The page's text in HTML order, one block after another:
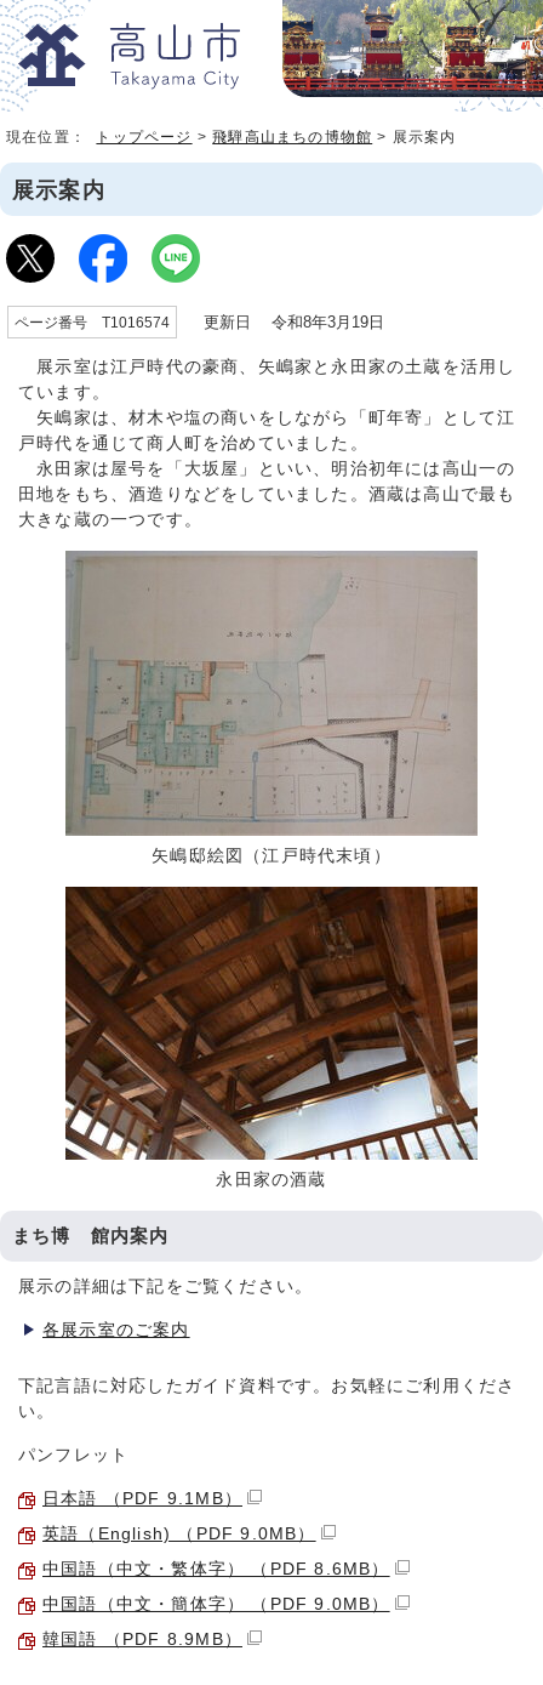
現在位置： トップページ >飛騨高山まちの博物館 > 展示案内
展示案内
ページ番号 T1016574 更新日 令和8年3月19日
展示室は江戸時代の豪商、矢嶋家と永田家の土蔵を活用し
ています。
矢嶋家は、材木や塩の商いをしながら「町年寄」として江
戸時代を通じて商人町を治めていました。
永田家は屋号を「大坂屋」といい、明治初年には高山一の
田地をもち、酒造りなどをしていました。酒蔵は高山で最も
大きな蔵の一つです。
矢嶋邸絵図（江戸時代末頃）
永田家の酒蔵
まち博 館内案内
展示の詳細は下記をご覧ください。
各展示室のご案内
下記言語に対応したガイド資料です。お気軽にご利用くださ
い。
パンフレット
日本語 （PDF 9.1MB）
英語（English) （PDF 9.0MB）
中国語（中文・繁体字） （PDF 8.6MB）
中国語（中文・簡体字） （PDF 9.0MB）
韓国語 （PDF 8.9MB）